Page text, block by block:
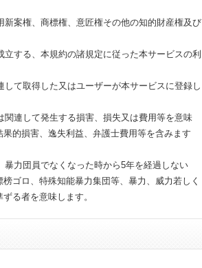
案権、商標権、意匠権その他の知的財産権及び
する、本規約の諸規定に従った本サービスの利
て取得した又はユーザーが本サービスに登録し
連して発生する損害、損失又は費用等を意味
的損害、逸失利益、弁護士費用等を含みます
力団員でなくなった時から5年を経過しない
ゴロ、特殊知能暴力集団等、暴力、威力若しく
る者を意味します。